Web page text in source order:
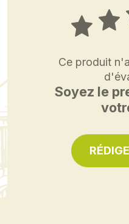
Ce produit
Soyez le